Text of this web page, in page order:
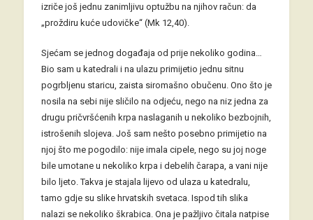
izriče još jednu zanimljivu optužbu na njihov račun: da
„proždiru kuće udovičke“ (Mk 12,40).
Sjećam se jednog događaja od prije nekoliko godina…
Bio sam u katedrali i na ulazu primijetio jednu sitnu
pogrbljenu staricu, zaista siromašno obučenu. Ono što je
nosila na sebi nije sličilo na odjeću, nego na niz jedna za
drugu pričvršćenih krpa naslaganih u nekoliko bezbojnih,
istrošenih slojeva. Još sam nešto posebno primijetio na
njoj što me pogodilo: nije imala cipele, nego su joj noge
bile umotane u nekoliko krpa i debelih čarapa, a vani nije
bilo ljeto. Takva je stajala lijevo od ulaza u katedralu,
tamo gdje su slike hrvatskih svetaca. Ispod tih slika
nalazi se nekoliko škrabica. Ona je pažljivo čitala natpise